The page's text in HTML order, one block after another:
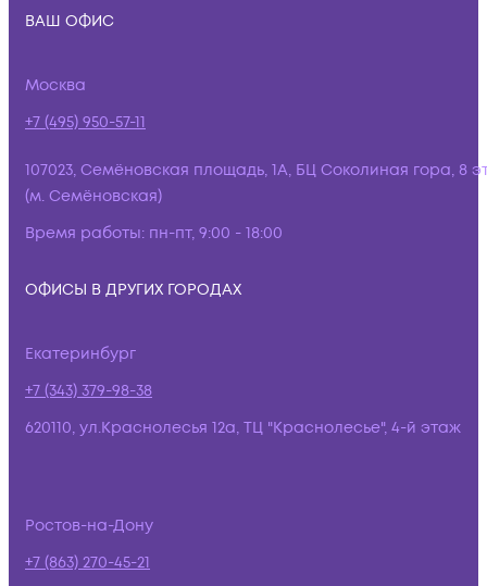
ВАШ ОФИС
Москва
+7 (495) 950-57-11
107023, Семёновская площадь, 1А, БЦ Соколиная гора, 8
(м. Семёновская)
Время работы: пн-пт, 9:00 - 18:00
ОФИСЫ В ДРУГИХ ГОРОДАХ
Екатеринбург
+7 (343) 379-98-38
620110, ул.Краснолесья 12а, ТЦ "Краснолесье", 4-й этаж
Ростов-на-Дону
+7 (863) 270-45-21